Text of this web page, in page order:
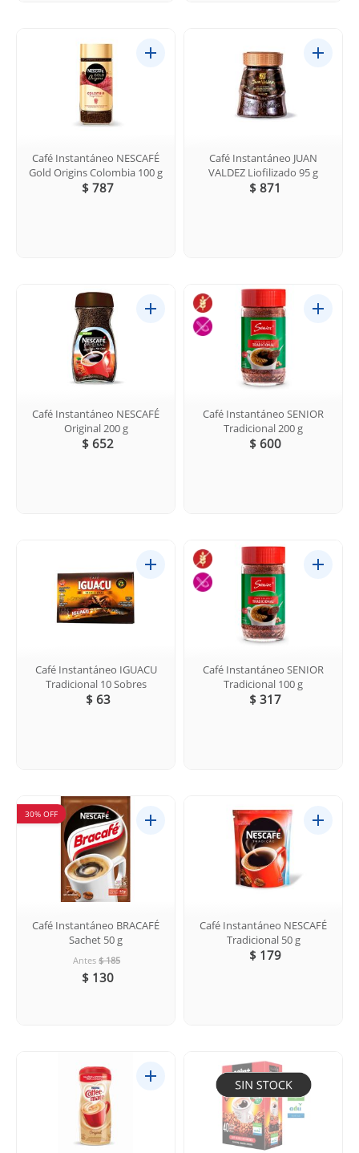
Café Instantáneo NESCAFÉ
Gold Origins Colombia 100 g
$ 787
Café Instantáneo JUAN
VALDEZ Liofilizado 95 g
$ 871
Café Instantáneo NESCAFÉ
Original 200 g
$ 652
Café Instantáneo SENIOR
Tradicional 200 g
$ 600
Café Instantáneo IGUACU
Tradicional 10 Sobres
$ 63
Café Instantáneo SENIOR
Tradicional 100 g
$ 317
30% OFF
Café Instantáneo BRACAFÉ
Sachet 50 g
Antes $ 185
$ 130
Café Instantáneo NESCAFÉ
Tradicional 50 g
$ 179